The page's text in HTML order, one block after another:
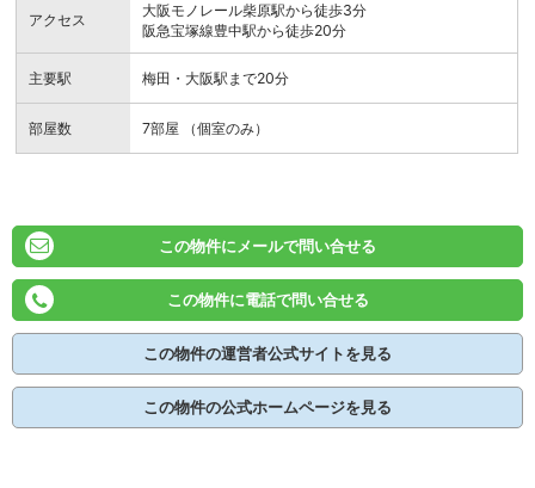
アクセス
大阪モノレール柴原駅から徒歩3分
阪急宝塚線豊中駅から徒歩20分
主要駅 梅田・大阪駅まで20分
部屋数 7部屋 （個室のみ）
この物件にメールで問い合せる
この物件に電話で問い合せる
この物件の運営者公式サイトを見る
この物件の公式ホームページを見る